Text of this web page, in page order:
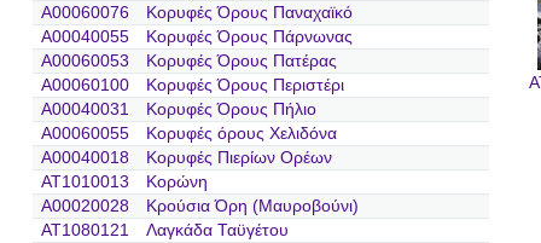
A00060076
Κορυφές Όρους Παναχαϊκό
A00040055
Κορυφές Όρους Πάρνωνας
A00060053
Κορυφές Όρους Πατέρας
A00060100
Κορυφές Όρους Περιστέρι
A00040031
Κορυφές Όρους Πήλιο
A00060055
Κορυφές όρους Χελιδόνα
A00040018
Κορυφές Πιερίων Ορέων
AT1010013
Κορώνη
A00020028
Κρούσια Όρη (Μαυροβούνι)
AT1080121
Λαγκάδα Ταϋγέτου